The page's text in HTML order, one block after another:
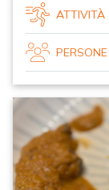
ATTIVITÀ
PERSONE